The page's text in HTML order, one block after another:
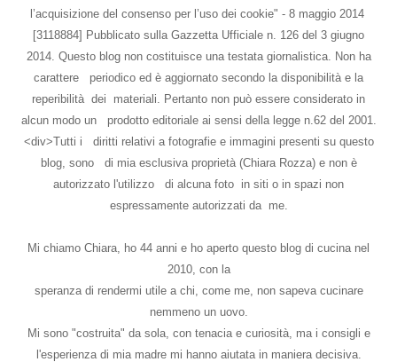
l’acquisizione del consenso per l’uso dei cookie" - 8 maggio 2014
[3118884] Pubblicato sulla Gazzetta Ufficiale n. 126 del 3 giugno
2014. Questo blog non costituisce una testata giornalistica. Non ha
carattere periodico ed è aggiornato secondo la disponibilità e la
reperibilità dei materiali. Pertanto non può essere considerato in
alcun modo un prodotto editoriale ai sensi della legge n.62 del 2001.
<div>Tutti i diritti relativi a fotografie e immagini presenti su questo
blog, sono di mia esclusiva proprietà (Chiara Rozza) e non è
autorizzato l'utilizzo di alcuna foto in siti o in spazi non
espressamente autorizzati da me.
Mi chiamo Chiara, ho 44 anni e ho aperto questo blog di cucina nel
2010, con la
speranza di rendermi utile a chi, come me, non sapeva cucinare
nemmeno un uovo.
Mi sono "costruita" da sola, con tenacia e curiosità, ma i consigli e
l'esperienza di mia madre mi hanno aiutata in maniera decisiva.